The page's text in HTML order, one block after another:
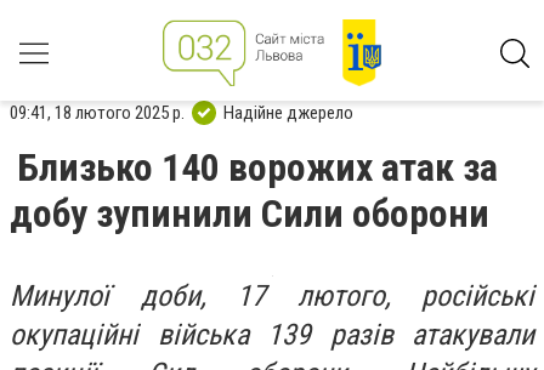
09:41, 18 лютого 2025 р. Надійне джерело
Близько 140 ворожих атак за
добу зупинили Сили оборони
Минулої доби, 17 лютого, російські
окупаційні війська 139 разів атакували